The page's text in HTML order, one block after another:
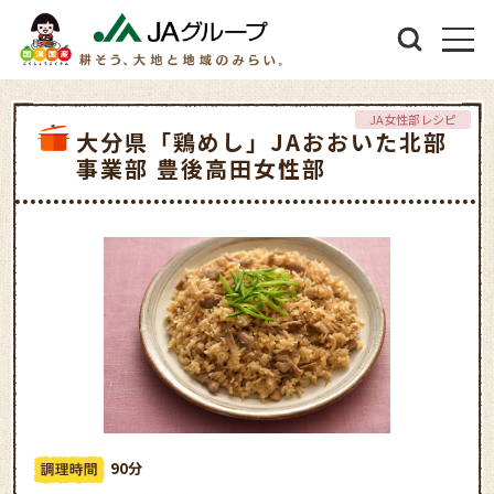
大分県「鶏めし」JAおおいた北部
事業部 豊後高田女性部
JA女性部レシピ
90分